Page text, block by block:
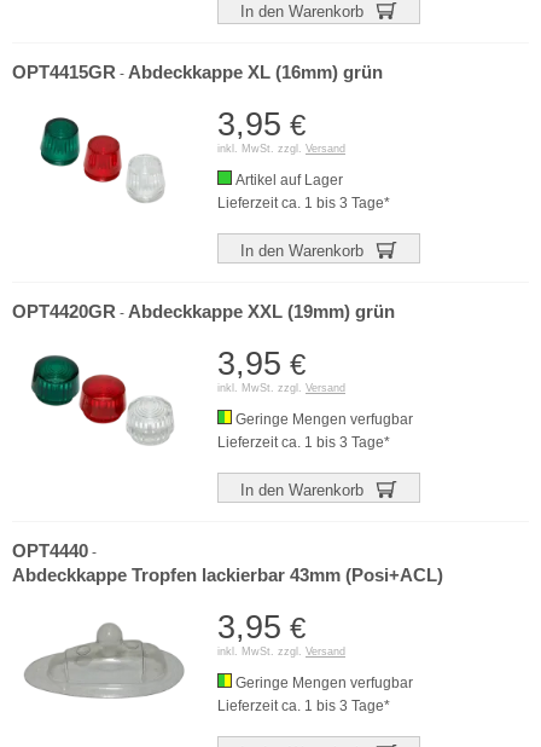
In den Warenkorb
OPT4415GR - Abdeckkappe XL (16mm) grün
3,95 €
inkl. MwSt. zzgl. Versand
Artikel auf Lager
Lieferzeit ca. 1 bis 3 Tage*
In den Warenkorb
OPT4420GR - Abdeckkappe XXL (19mm) grün
3,95 €
inkl. MwSt. zzgl. Versand
Geringe Mengen verfugbar
Lieferzeit ca. 1 bis 3 Tage*
In den Warenkorb
OPT4440 -
Abdeckkappe Tropfen lackierbar 43mm (Posi+ACL)
3,95 €
inkl. MwSt. zzgl. Versand
Geringe Mengen verfugbar
Lieferzeit ca. 1 bis 3 Tage*